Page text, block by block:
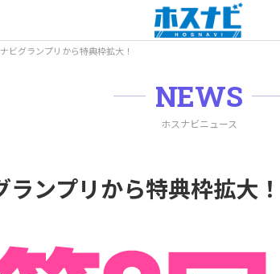
ビグランプリから特典枠拡大！
NEWS
ホスナビニュース
ンプリから特典枠拡大！